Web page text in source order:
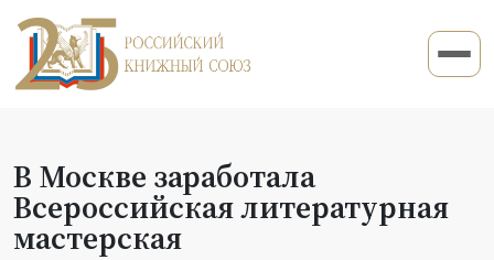
В Москве заработала
Всероссийская литературная
мастерская